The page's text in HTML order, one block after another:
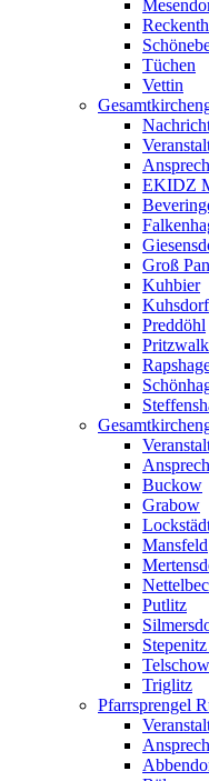
Tüchen
Vettin
EKIDZ
Groß
Kuhbier
Kuhsdorf
Preddöhl
Pritzwalk
Buckow
Grabow
Mansfeld
Putlitz
Telschow
Triglitz
Pfarrsprengel